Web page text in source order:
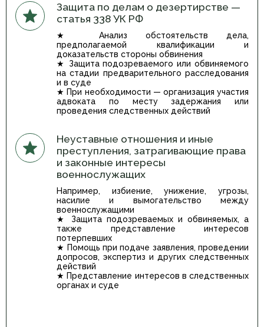
Защита по делам о дезертирстве —
статья 338 УК РФ
★ Анализ обстоятельств дела,
предполагаемой квалификации и
доказательств стороны обвинения
★ Защита подозреваемого или обвиняемого
на стадии предварительного расследования
и в суде
★ При необходимости — организация участия
адвоката по месту задержания или
проведения следственных действий
Неуставные отношения и иные
преступления, затрагивающие права
и законные интересы
военнослужащих
Например, избиение, унижение, угрозы,
насилие и вымогательство между
военнослужащими
★ Защита подозреваемых и обвиняемых, а
также представление интересов
потерпевших
★ Помощь при подаче заявления, проведении
допросов, экспертиз и других следственных
действий
★ Представление интересов в следственных
органах и суде